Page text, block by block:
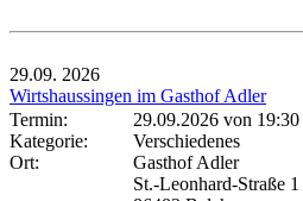
29.09. 2026
Wirtshaussingen im Gasthof Adler
Termin:
29.09.2026 von 19:30
Kategorie:
Verschiedenes
Ort:
Gasthof Adler
St.-Leonhard-Straße 1